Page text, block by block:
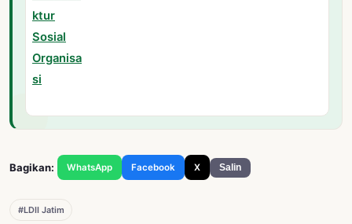
Bagikan: WhatsApp Facebook X Salin
#LDII Jatim